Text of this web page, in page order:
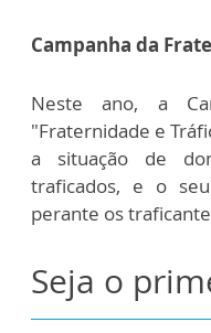
Campanha da
Neste ano, a
"Fraternidade e
a situação de
traficados, e o
perante os
Seja o